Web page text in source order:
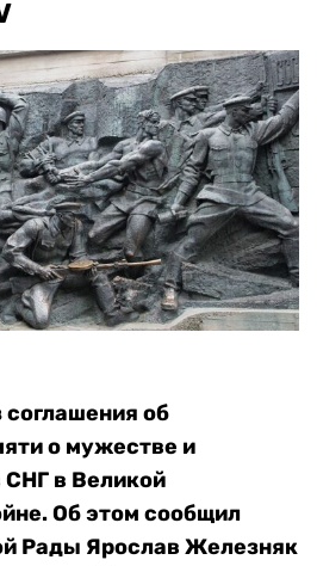
об
о мужестве и
СНГ в Великой
Об этом сообщил
Рады Ярослав Железняк